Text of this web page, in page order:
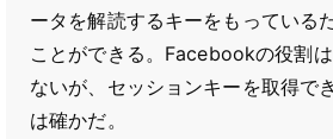
ータを解読するキーをもっている
ことができる。Facebookの役割
ないが、セッションキーを取得で
は確かだ。